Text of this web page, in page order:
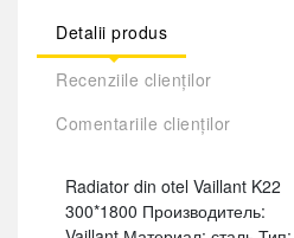
Detalii produs
Recenziile clienților
Comentariile clienților
Radiator din otel Vaillant K22
300*1800 Производитель: